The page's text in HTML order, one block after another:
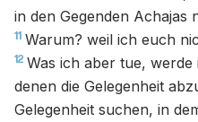
in den Gegenden Achajas
11 Warum? weil ich euch
12 Was ich aber tue,
denen die Gelegenheit
Gelegenheit suchen, in